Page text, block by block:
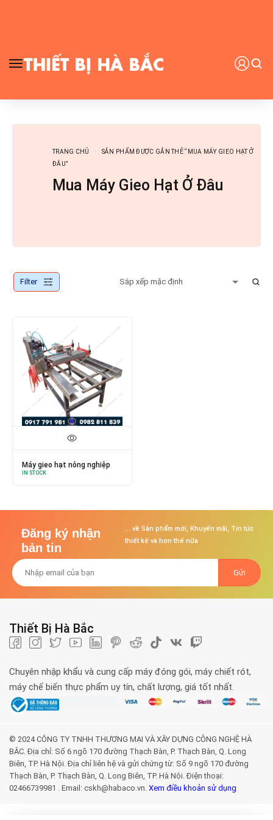
TRANG CHỦ
SẢN PHẨM ĐƯỢC GẮN THẺ “MUA MÁY GIEO HẠT Ở
ĐÂU”
Mua Máy Gieo Hạt Ở Đâu
Filter
Máy gieo hạt nông nghiệp
IN STOCK
Đăng ký nhận
bản tin
... về Sản phẩm mới, Khuyến mãi, Tin tức
thiết kế và hơn thế nữa
Thiết Bị Hà Bắc
Chuyên nhập khẩu và cung cấp máy đóng gói, máy chiết rót,
máy chế biến thực phẩm uy tín, chất lượng, giá tốt nhất.
© 2024 CÔNG TY TNHH THƯƠNG MẠI VÀ XÂY DỰNG CÔNG NGHỆ HÀ
BẮC. Địa chỉ: Số 6 ngõ 170 đường Thạch Bàn, P. Thạch Bàn, Q. Long
Biên, TP. Hà Nội. Địa chỉ liên hệ và gửi chứng từ: Số 9 ngõ 170 đường
Thạch Bàn, P. Thạch Bàn, Q. Long Biên, TP. Hà Nội. Điện thoại:
02466739981 . Email: cskh@habaco.vn. Xem điều khoản sử dụng